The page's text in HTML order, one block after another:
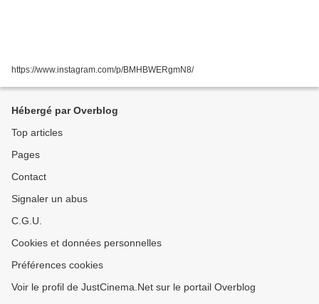
https://www.instagram.com/p/BMHBWERgmN8/
Hébergé par Overblog
Top articles
Pages
Contact
Signaler un abus
C.G.U.
Cookies et données personnelles
Préférences cookies
Voir le profil de JustCinema.Net sur le portail Overblog